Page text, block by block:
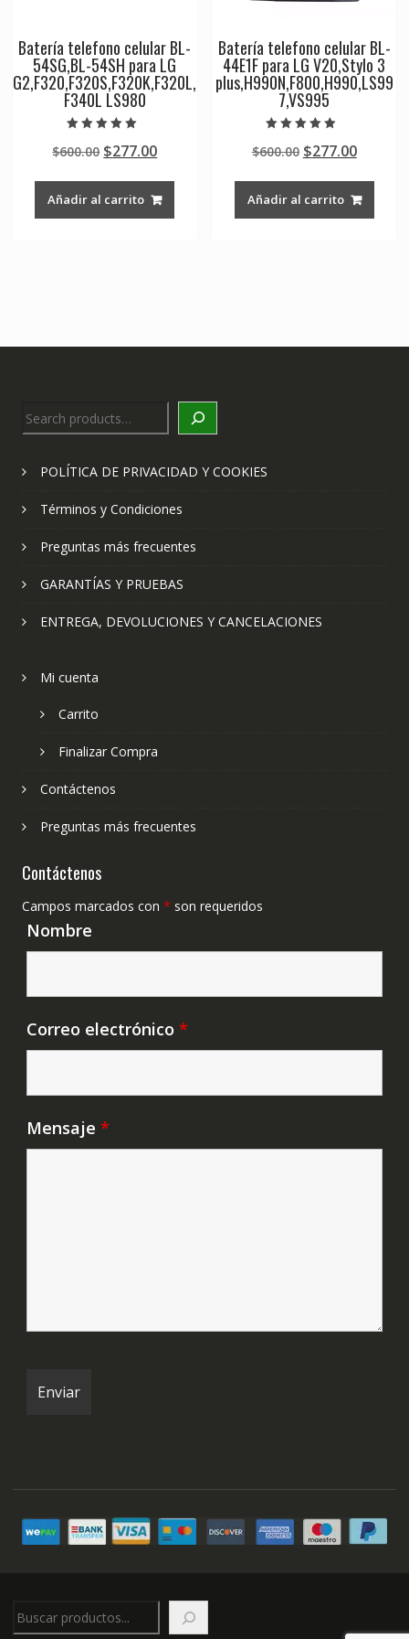
Batería telefono celular BL-
54SG,BL-54SH para LG
G2,F320,F320S,F320K,F320L,
F340L LS980
5.00
de 5
$600.00 Original
was:
$600.00.
$277.00Current
$277.00.
Añadir al carrito
Batería telefono celular BL-
44E1F para LG V20,Stylo 3
plus,H990N,F800,H990,LS99
7,VS995
5.00
de 5
$600.00 Original
was:
$600.00.
$277.00
Añadir al carrito
Search
POLÍTICA DE PRIVACIDAD Y COOKIES
Términos y Condiciones
Preguntas más frecuentes
GARANTÍAS Y PRUEBAS
ENTREGA, DEVOLUCIONES Y CANCELACIONES
Mi cuenta
Carrito
Finalizar Compra
Contáctenos
Preguntas más frecuentes
Contáctenos
Campos marcados con * son requeridos
Nombre
Correo electrónico *
Mensaje *